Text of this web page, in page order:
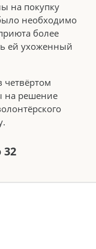
на покупку
необходимо
более
ей ухоженный
четвёртом
на решение
32